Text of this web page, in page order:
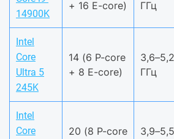
14900K
+ 16 E-core) ГГц
Intel
Core
Ultra 5
245K
14 (6 P-core
+ 8 E-core)
3,6–5,2
ГГц
Intel
Core
20 (8 P-core
3,9–5,5